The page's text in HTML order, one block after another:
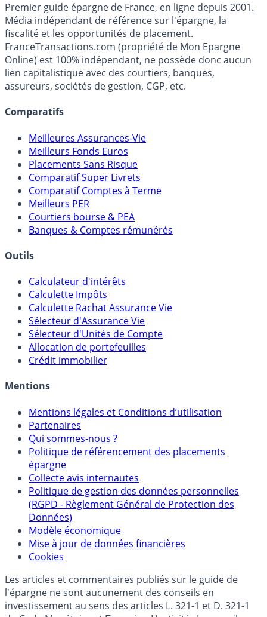
Premier guide épargne de France, en ligne depuis 2001.
Média indépendant de référence sur l'épargne, la
fiscalité et les opportunités de placement.
FranceTransactions.com (propriété de Mon Epargne
Online) est 100% indépendant, ne possède donc aucun
lien capitalistique avec des courtiers, banques,
assureurs, sociétés de gestion, CGP, etc.
Comparatifs
Meilleures Assurances-Vie
Meilleurs Fonds Euros
Placements Sans Risque
Comparatif Super Livrets
Comparatif Comptes à Terme
Meilleurs PER
Courtiers bourse & PEA
Banques & Comptes rémunérés
Outils
Calculateur d'intérêts
Calculette Impôts
Calculette Rachat Assurance Vie
Sélecteur d'Assurance Vie
Sélecteur d'Unités de Compte
Allocation de portefeuilles
Crédit immobilier
Mentions
Mentions légales et Conditions d’utilisation
Partenaires
Qui sommes-nous ?
Politique de référencement des placements
épargne
Collecte avis internautes
Politique de gestion des données personnelles
(RGPD - Règlement Général de Protection des
Données)
Modèle économique
Mise à jour de données financières
Cookies
Les articles et commentaires publiés sur le guide de
l'épargne ne sont aucunement des conseils en
investissement au sens des articles L. 321-1 et D. 321-1